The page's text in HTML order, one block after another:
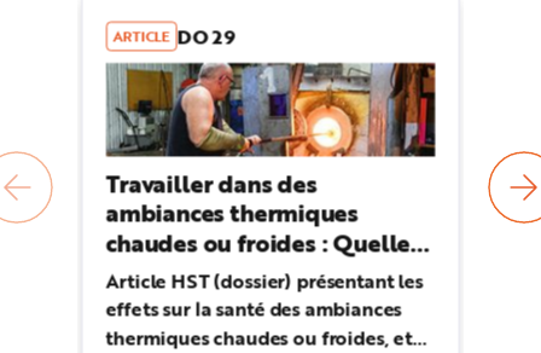
ARTICLE DO 29
Travailler dans des
ambiances thermiques
chaudes ou froides : Quelle
prévention ?
Article HST (dossier) présentant les
effets sur la santé des ambiances
thermiques chaudes ou froides, et